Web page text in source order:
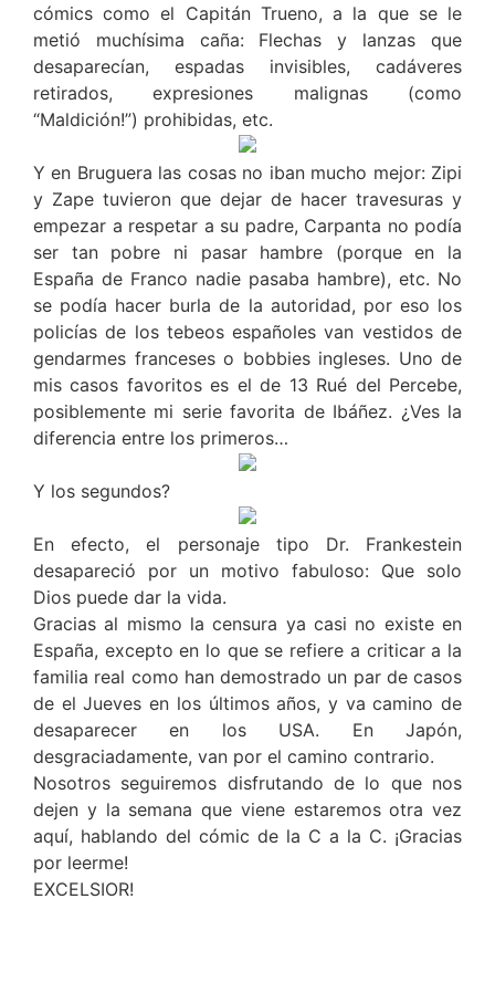
cómics como el Capitán Trueno, a la que se le
metió muchísima caña: Flechas y lanzas que
desaparecían, espadas invisibles, cadáveres
retirados, expresiones malignas (como
“Maldición!”) prohibidas, etc.
Y en Bruguera las cosas no iban mucho mejor: Zipi
y Zape tuvieron que dejar de hacer travesuras y
empezar a respetar a su padre, Carpanta no podía
ser tan pobre ni pasar hambre (porque en la
España de Franco nadie pasaba hambre), etc. No
se podía hacer burla de la autoridad, por eso los
policías de los tebeos españoles van vestidos de
gendarmes franceses o bobbies ingleses. Uno de
mis casos favoritos es el de 13 Rué del Percebe,
posiblemente mi serie favorita de Ibáñez. ¿Ves la
diferencia entre los primeros…
Y los segundos?
En efecto, el personaje tipo Dr. Frankestein
desapareció por un motivo fabuloso: Que solo
Dios puede dar la vida.
Gracias al mismo la censura ya casi no existe en
España, excepto en lo que se refiere a criticar a la
familia real como han demostrado un par de casos
de el Jueves en los últimos años, y va camino de
desaparecer en los USA. En Japón,
desgraciadamente, van por el camino contrario.
Nosotros seguiremos disfrutando de lo que nos
dejen y la semana que viene estaremos otra vez
aquí, hablando del cómic de la C a la C. ¡Gracias
por leerme!
EXCELSIOR!